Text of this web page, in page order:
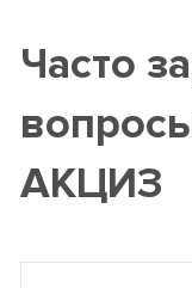
Часто
АКЦИЗ